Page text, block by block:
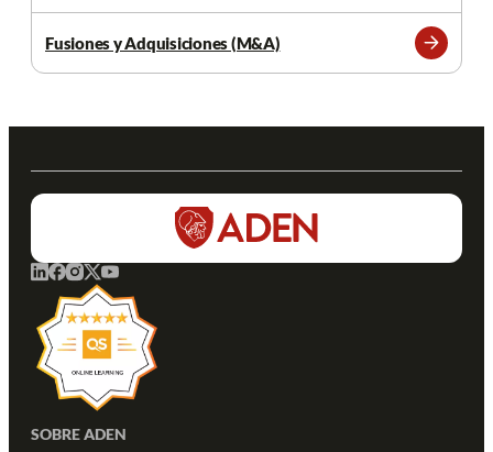
más
Fusiones y Adquisiciones (M&A)
Leer
SOBRE ADEN